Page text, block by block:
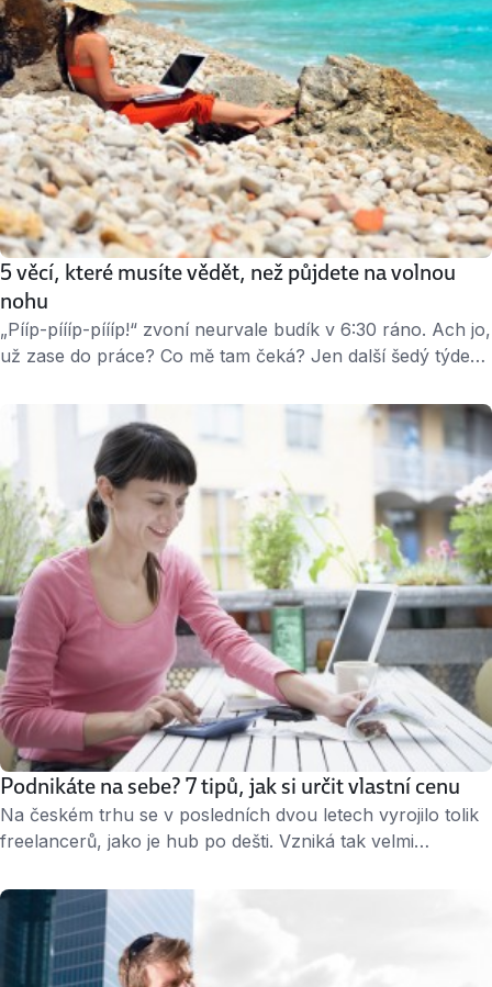
5 věcí, které musíte vědět, než půjdete na volnou
nohu
„Pííp-píííp-píííp!“ zvoní neurvale budík v 6:30 ráno. Ach jo,
už zase do práce? Co mě tam čeká? Jen další šedý týden
kvůli četbě knížky o prokrastinaci a šéf, který na poradách
veledůležitě prezentuje moji práci? Mám já tohle
zapotřebí? Pokud je vaší odpovědí rezolutní ne, na nic
nečekejte a práskněte …
Podnikáte na sebe? 7 tipů, jak si určit vlastní cenu
Na českém trhu se v posledních dvou letech vyrojilo tolik
freelancerů, jako je hub po dešti. Vzniká tak velmi
utkávají s nabídkami u zákazníků. Co rozhoduje
o úspěchu ve výběrovém řízení? Mimo jiné cena. Ale
podle čeho ji stanovit? Poradíme. ↑ Sama na sebe, ale za
kolik? Určit si vlastní plat, …